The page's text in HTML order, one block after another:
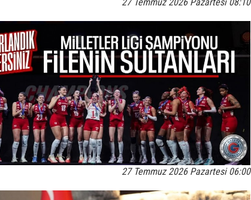
27 Temmuz 2026 Pazartesi 06:00